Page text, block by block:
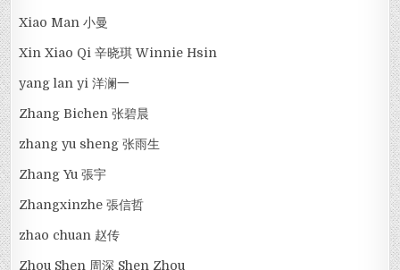
Xiao Man 小曼
Xin Xiao Qi 辛晓琪 Winnie Hsin
yang lan yi 洋澜一
Zhang Bichen 张碧晨
zhang yu sheng 张雨生
Zhang Yu 張宇
Zhangxinzhe 張信哲
zhao chuan 赵传
Zhou Shen 周深 Shen Zhou